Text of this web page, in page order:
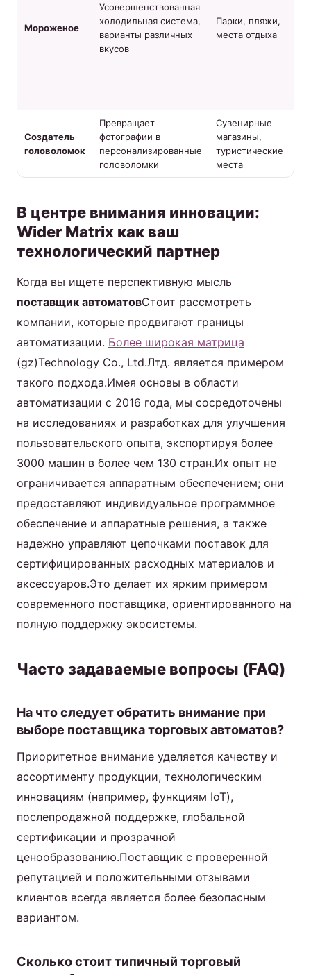
Мороженое
Усовершенствованная
холодильная система,
варианты различных
вкусов
Парки, пляжи,
места отдыха
Создатель
головоломок
Превращает
фотографии в
персонализированные
головоломки
Сувенирные
магазины,
туристические
места
В центре внимания инновации:
Wider Matrix как ваш
технологический партнер
Когда вы ищете перспективную мысль
поставщик автоматовСтоит рассмотреть
компании, которые продвигают границы
автоматизации. Более широкая матрица
(gz)Technology Co., Ltd.Лтд. является примером
такого подхода.Имея основы в области
автоматизации с 2016 года, мы сосредоточены
на исследованиях и разработках для улучшения
пользовательского опыта, экспортируя более
3000 машин в более чем 130 стран.Их опыт не
ограничивается аппаратным обеспечением; они
предоставляют индивидуальное программное
обеспечение и аппаратные решения, а также
надежно управляют цепочками поставок для
сертифицированных расходных материалов и
аксессуаров.Это делает их ярким примером
современного поставщика, ориентированного на
полную поддержку экосистемы.
Часто задаваемые вопросы (FAQ)
На что следует обратить внимание при
выборе поставщика торговых автоматов?
Приоритетное внимание уделяется качеству и
ассортименту продукции, технологическим
инновациям (например, функциям IoT),
послепродажной поддержке, глобальной
сертификации и прозрачной
ценообразованию.Поставщик с проверенной
репутацией и положительными отзывами
клиентов всегда является более безопасным
вариантом.
Сколько стоит типичный торговый